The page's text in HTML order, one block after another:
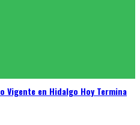
Vigente en Hidalgo Hoy Termina